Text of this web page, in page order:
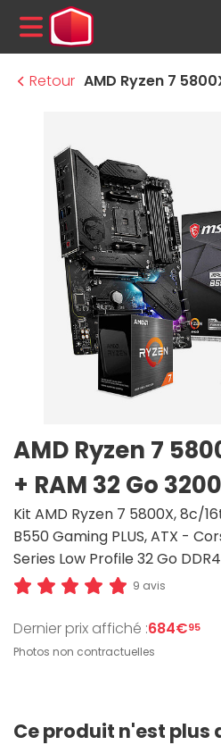
MENU
Retour
AMD Ryzen 7
+ RAM 32 Go
Kit AMD Ryzen 7 5800X, 8c/
B550 Gaming PLUS, ATX -
Series Low Profile 32 Go
9 avis
Dernier prix affiché :684€95
Photos non contractuelles
Ce produit n'est plus